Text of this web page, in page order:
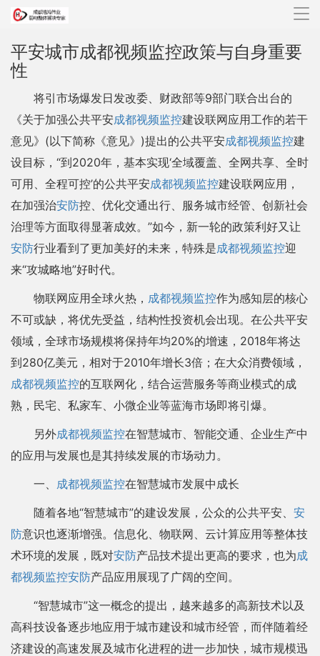
导
平安城市成都视频监控政策与自身重要
性
将引市场爆发日发改委、财政部等9部门联合出台的
《关于加强公共平安成都视频监控建设联网应用工作的若干
意见》(以下简称《意见》)提出的公共平安成都视频监控建
设目标，“到2020年，基本实现‘全域覆盖、全网共享、全时
可用、全程可控’的公共平安成都视频监控建设联网应用，
在加强治安防控、优化交通出行、服务城市经管、创新社会
治理等方面取得显著成效。”如今，新一轮的政策利好又让
安防行业看到了更加美好的未来，特殊是成都视频监控迎
来“攻城略地”好时代。
物联网应用全球火热， 成都视频监控作为感知层的核心
不可或缺，将优先受益，结构性投资机会出现。在公共平安
领域，全球市场规模将保持年均20%的增速，2018年将达
到280亿美元，相对于2010年增长3倍；在大众消费领域，
成都视频监控的互联网化，结合运营服务等商业模式的成
熟，民宅、私家车、小微企业等蓝海市场即将引爆。
另外成都视频监控在智慧城市、智能交通、企业生产中
的应用与发展也是其持续发展的市场动力。
一、 成都视频监控在智慧城市发展中成长
随着各地“智慧城市”的建设发展，公众的公共平安、 安
防意识也逐渐增强。信息化、物联网、云计算应用等整体技
术环境的发展，既对安防产品技术提出更高的要求，也为成
都视频监控安防产品应用展现了广阔的空间。
“智慧城市”这一概念的提出，越来越多的高新技术以及
高科技设备逐步地应用于城市建设和城市经管，而伴随着经
济建设的高速发展及城市化进程的进一步加快，城市规模迅